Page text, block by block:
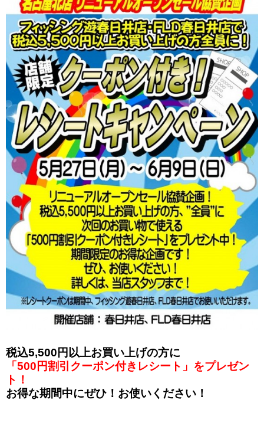
税込5,500円以上お買い上げの方に
「500円割引クーポン付きレシート」をプレゼン
ト！
お得な期間中にぜひ！お使いください！